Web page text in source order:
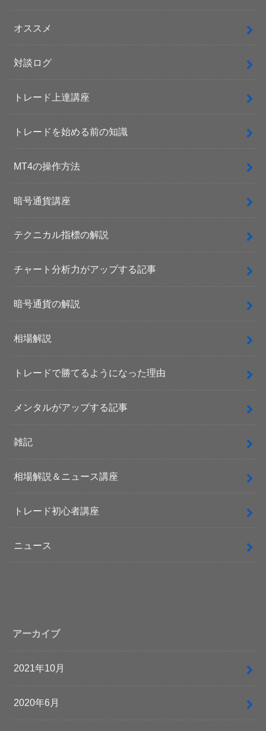
オススメ
対談ログ
トレード上達講座
トレードを始める前の知識
MT4の操作方法
暗号通貨講座
テクニカル指標の解説
チャート分析力がアップする記事
暗号通貨の解説
相場解説
トレードで勝てるようになった理由
メンタルがアップする記事
雑記
相場解説＆ニュース講座
トレード初心者講座
ニュース
アーカイブ
2021年10月
2020年6月